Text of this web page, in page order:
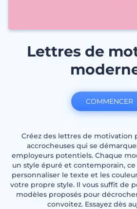
Lettres de
Créez des lettres de motivation
accrocheuses qui se
employeurs potentiels. Chaque
un style épuré et contemporain,
personnaliser le texte et les
votre propre style. Il vous suffit de
modèles proposés pour
convoitez. Essayez dès
COMMENCER